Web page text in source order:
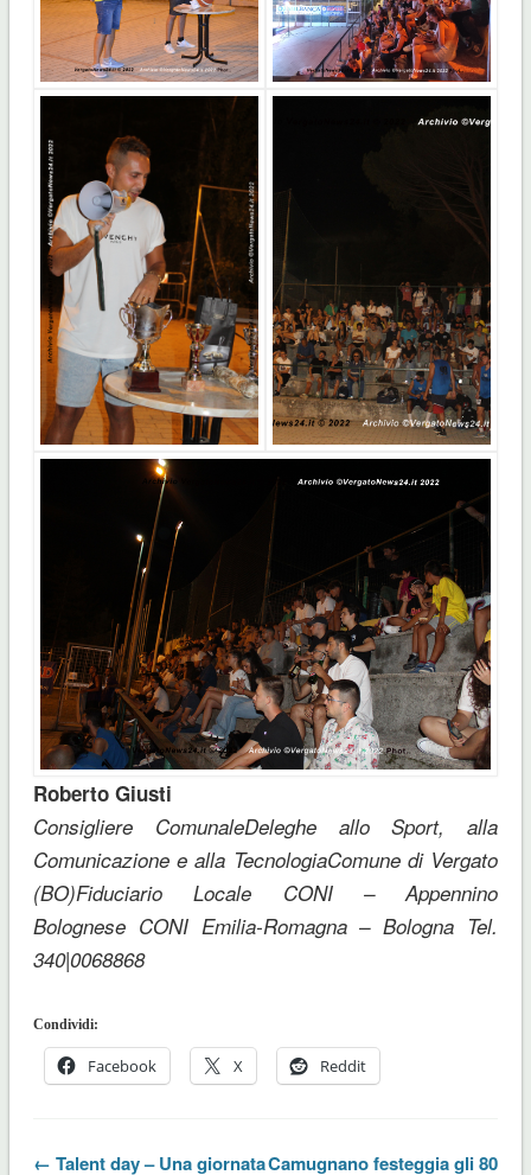
Roberto Giusti
Consigliere ComunaleDeleghe allo Sport, alla
Comunicazione e alla TecnologiaComune di Vergato
(BO)Fiduciario Locale CONI – Appennino
Bolognese CONI Emilia-Romagna – Bologna Tel.
340|0068868
Condividi:
Facebook X Reddit
← Talent day – Una giornataCamugnano festeggia gli 80